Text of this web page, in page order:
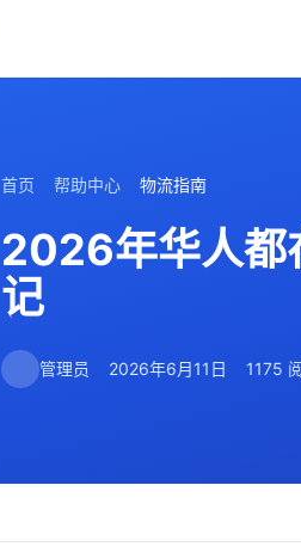
首页 帮助中心 物流指南
2026年华人都
记
管理员 2026年6月11日 1175